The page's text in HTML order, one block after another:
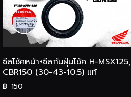
ซีลโช้คหน้า+ซีลกันฝุ่นโช้ค H-MSX125,
CBR150 (30-43-10.5) แท้
฿ 150